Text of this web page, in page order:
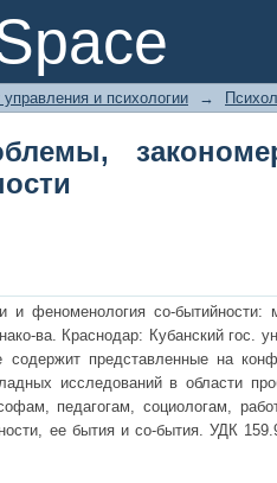
управления и психологии →
феноменология со-бытийности:
ва. Краснодар: Кубанский гос.
содержит представленные на
исследований в области
педагогам, социологам,
ее бытия и со-бытия. УДК